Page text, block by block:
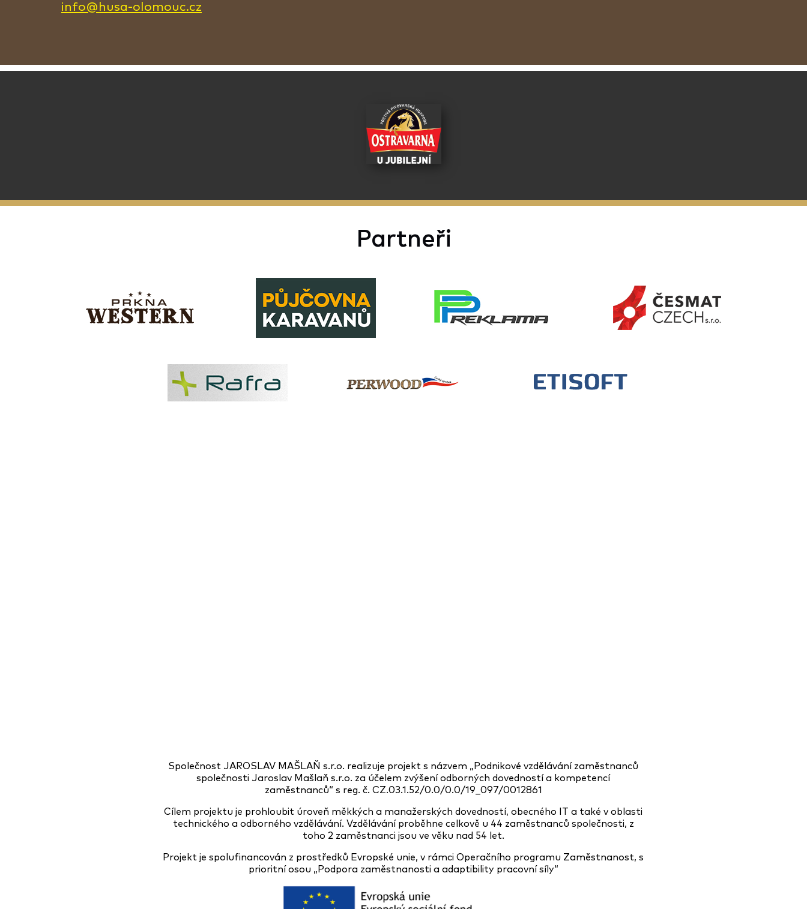
info@husa-olomouc.cz
Partneři
Společnost JAROSLAV MAŠLAŇ s.r.o. realizuje projekt s názvem „Podnikové vzdělávání zaměstnanců
společnosti Jaroslav Mašlaň s.r.o. za účelem zvýšení odborných dovedností a kompetencí
zaměstnanců“ s reg. č. CZ.03.1.52/0.0/0.0/19_097/0012861
Cílem projektu je prohloubit úroveň měkkých a manažerských dovedností, obecného IT a také v oblasti
technického a odborného vzdělávání. Vzdělávání proběhne celkově u 44 zaměstnanců společnosti, z
toho 2 zaměstnanci jsou ve věku nad 54 let.
Projekt je spolufinancován z prostředků Evropské unie, v rámci Operačního programu Zaměstnanost, s
prioritní osou „Podpora zaměstnanosti a adaptibility pracovní síly“